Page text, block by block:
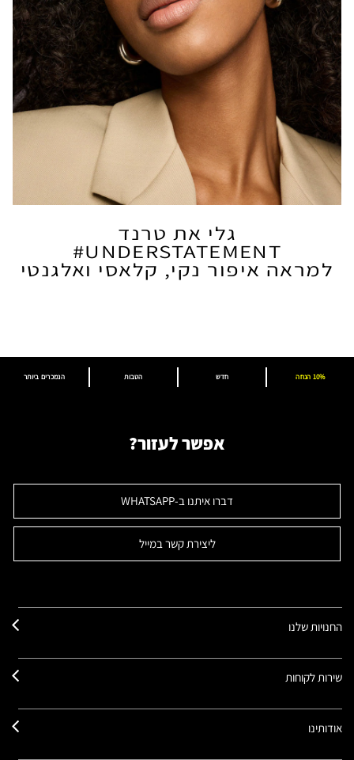
גלי את טרנד
UNDERSTATEMENT#
למראה איפור נקי, קלאסי ואלגנטי
הנמכרים ביותר הטבות חדש 10% הנחה
אפשר לעזור?
דברו איתנו ב-WHATSAPP
ליצירת קשר במייל
החנויות שלנו
שירות לקוחות
אודותינו